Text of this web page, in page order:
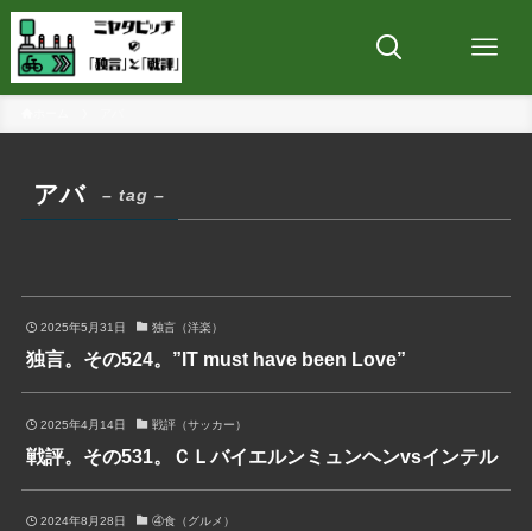
アバ – tag –
2025年5月31日 独言（洋楽）
独言。その524。”IT must have been Love”
2025年4月14日 戦評（サッカー）
戦評。その531。ＣＬバイエルンミュンヘンvsインテル
2024年8月28日 ④食（グルメ）